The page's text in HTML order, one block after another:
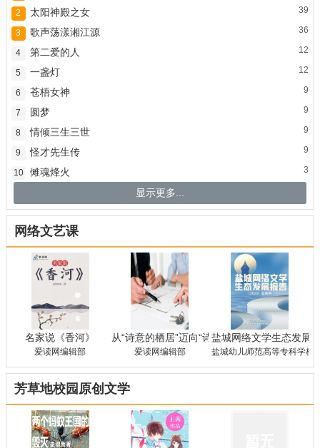
39
2 太阳神殿之女
36
3 歌声荡漾湘江源
12
4 第二爱的人
12
5 一盏灯
9
6 苍梧女神
9
7 圆梦
9
8 情倾三生三世
9
9 怪才先生传
3
10
傩魂烽火
显示更多...
网络文艺课
名家说《香河》
爱读网编辑部
从“诗意的栖居”迈向“诗意生存”——对张谡《
爱读网编辑部
盐城网络文学生态发展
盐城幼儿师范高等专科学校
芳草地校园原创文学